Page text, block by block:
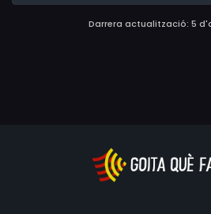
Darrera actualització: 5